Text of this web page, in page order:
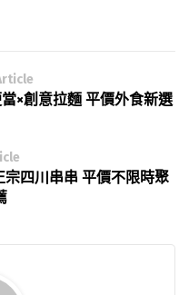
×創意拉麵 平價外食新選
四川串串 平價不限時聚